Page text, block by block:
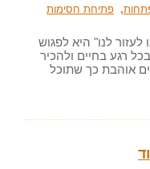
, פתיחת חסימות
לנו" היא לפגוש
רגע בחיים ולהכיר
אוהבת כך שתוכל